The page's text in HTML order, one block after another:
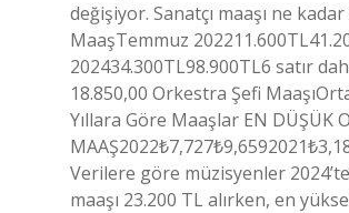
değişiyor. Sanatçı maaşı ne
MaaşTemmuz
202434.300TL98.900TL6 satır
18.850,00 Orkestra Şefi
Yıllara Göre Maaşlar EN DÜŞÜK
Verilere göre müzisyenler
maaşı 23.200 TL alırken, en